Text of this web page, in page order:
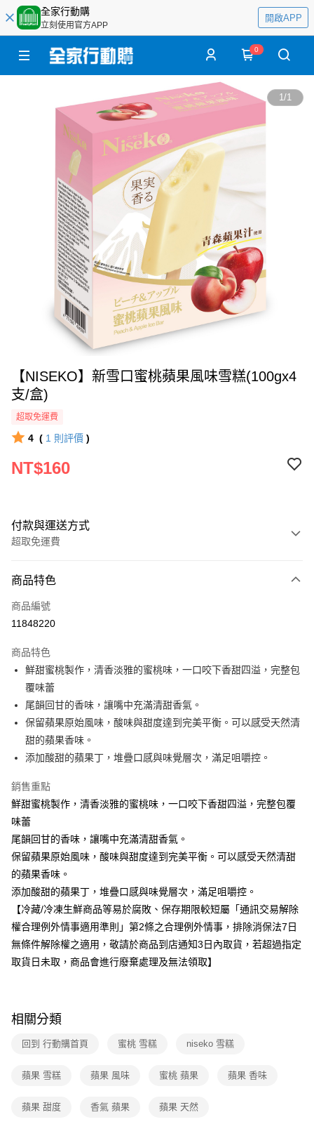
全家行動購
立刻使用官方APP
開啟APP
0
1/1
【NISEKO】新雪口蜜桃蘋果風味雪糕(100gx4
支/盒)
超取免運費
4 ( 1 則評價 )
NT$160
付款與運送方式
超取免運費
全家線上支付
超商取貨付款
運送方式
冷凍-全家取貨付款
免運費
冷凍-付款後全家取貨
免運費
商品特色
商品編號
11848220
商品特色
鮮甜蜜桃製作，清香淡雅的蜜桃味，一口咬下香甜四溢，完整包
覆味蕾
尾韻回甘的香味，讓嘴中充滿清甜香氣。
保留蘋果原始風味，酸味與甜度達到完美平衡。可以感受天然清
甜的蘋果香味。
添加酸甜的蘋果丁，堆疊口感與味覺層次，滿足咀嚼控。
銷售重點
鮮甜蜜桃製作，清香淡雅的蜜桃味，一口咬下香甜四溢，完整包覆
味蕾
尾韻回甘的香味，讓嘴中充滿清甜香氣。
保留蘋果原始風味，酸味與甜度達到完美平衡。可以感受天然清甜
的蘋果香味。
添加酸甜的蘋果丁，堆疊口感與味覺層次，滿足咀嚼控。
【冷藏/冷凍生鮮商品等易於腐敗、保存期限較短屬「通訊交易解除
權合理例外情事適用準則」第2條之合理例外情事，排除消保法7日
無條件解除權之適用，敬請於商品到店通知3日內取貨，若超過指定
取貨日未取，商品會進行廢棄處理及無法領取】
相關分類
回到 行動購首頁 蜜桃 雪糕 niseko 雪糕
蘋果 雪糕 蘋果 風味 蜜桃 蘋果 蘋果 香味
蘋果 甜度 香氣 蘋果 蘋果 天然